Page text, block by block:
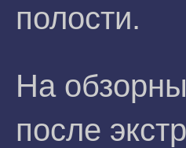
полости.
На
после